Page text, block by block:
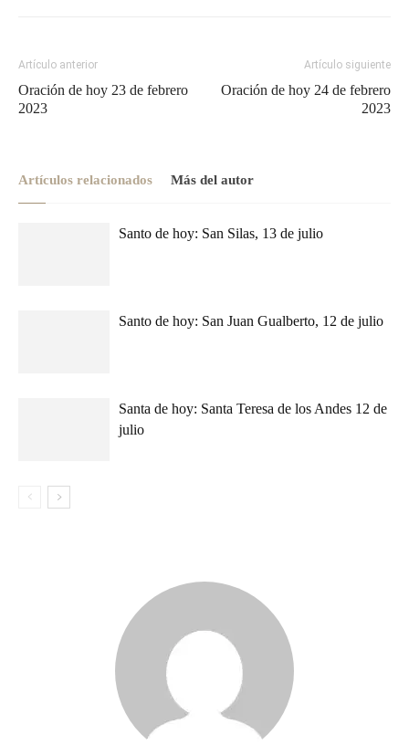
Artículo anterior
Oración de hoy 23 de febrero
2023
Artículo siguiente
Oración de hoy 24 de febrero
2023
Artículos relacionados Más del autor
Santo de hoy: San Silas, 13 de julio
Santo de hoy: San Juan Gualberto, 12 de julio
Santa de hoy: Santa Teresa de los Andes 12 de
julio